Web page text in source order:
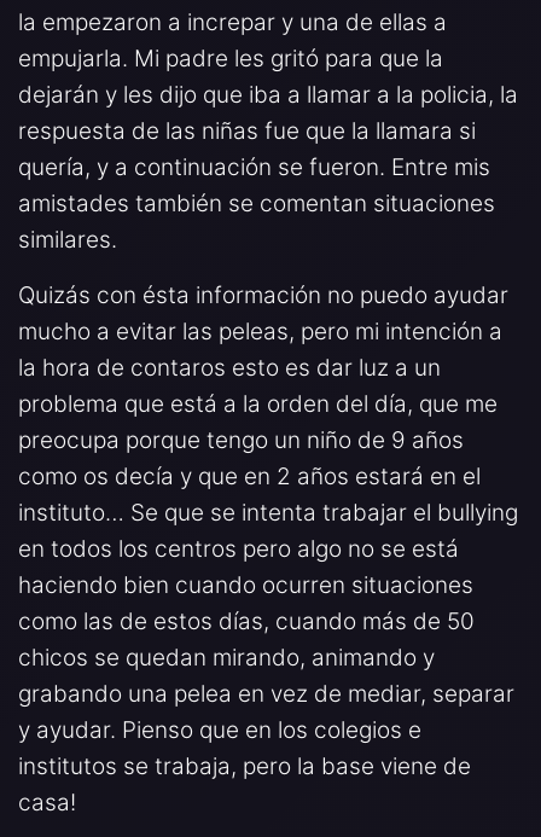
la empezaron a increpar y una de ellas a
empujarla. Mi padre les gritó para que la
dejarán y les dijo que iba a llamar a la policia, la
respuesta de las niñas fue que la llamara si
quería, y a continuación se fueron. Entre mis
amistades también se comentan situaciones
similares.
Quizás con ésta información no puedo ayudar
mucho a evitar las peleas, pero mi intención a
la hora de contaros esto es dar luz a un
problema que está a la orden del día, que me
preocupa porque tengo un niño de 9 años
como os decía y que en 2 años estará en el
instituto… Se que se intenta trabajar el bullying
en todos los centros pero algo no se está
haciendo bien cuando ocurren situaciones
como las de estos días, cuando más de 50
chicos se quedan mirando, animando y
grabando una pelea en vez de mediar, separar
y ayudar. Pienso que en los colegios e
institutos se trabaja, pero la base viene de
casa!